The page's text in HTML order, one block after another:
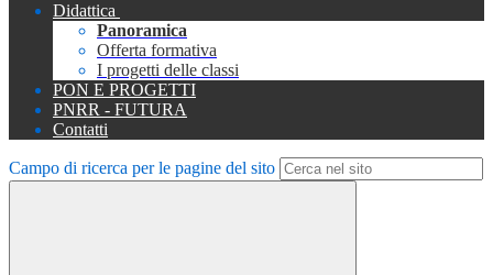
Didattica
Panoramica
Offerta formativa
I progetti delle classi
PON E PROGETTI
PNRR - FUTURA
Contatti
Campo di ricerca per le pagine del sito